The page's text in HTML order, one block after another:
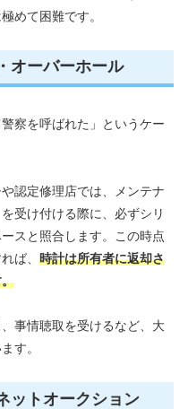
めて困難です。
オーバーホール
察を呼ばれた」というケー
認定修理店では、メンテナ
受け付ける際に、必ずシリ
スと照合します。この時点
ば、 時計は所有者に返却さ
事情聴取を受けるなど、大
す。
ットオークション